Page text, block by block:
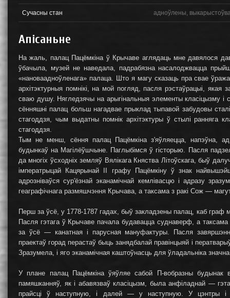
Сучасны стан адноўлены,
Апісаньне
На жаль, палац Пацёмкіна ў Крычаве аглядаць мне давялося
ўбачыла, музей не наведала, падрабязна насалоджвацца
«нановаадноўленага» палаца. Што я магу сказаць пра свае
архітэктурныя помнікі, на мой погляд, пасля рэстаўрацыі, якая
сваю душу. Нягледзячы на арыгінальныя элементы класіцызму і
сённяшні палац больш нагадвае прыклад тыпавой забудовы
стагоддзя, чым выдатны помнік архітэктуры ў стылі ранняга
стагоддзя.
Тым не менш, сёння палац Пацёмкіна з'яўляецца, напэўна,
будынкаў на Магiлёўшчыне. Паглыбiмся ў гiсторыю. Пасля
да многіх ўсходніх земляў Вялікага Княства Літоўскага, быў
імператрыцай Кацярынай II графу Пацёмкіну ў знак
адрозніваўся сур'ёзнай эканамічнай кемлівасцю і адразу
геаграфічнага размяшчэння Крычава, а таксама з ракі Сож —
Перш за ўсё, у 1778-1787 гадах, быў закладзены палац, каб
Пасля гэтага ў Крычаве пачала будавацца суднаверф, а
за ўсё — канатная і парусная мануфактуры. Пасля
праектаў горад перастаў быць занядбалай правінцыяй і
Зразумела, і яго эканамічная каштоўнасць для ўладальніка
У плане палац Пацёмкіна ўяўляе сабой П-вобразны будынак
памяшканняў, як і абавязваў класіцызм, была анфіладнай —
прайсці ў наступную, і далей — у наступную. У цэнтры і